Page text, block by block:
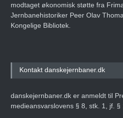
modtaget økonomisk støtte fra
Jernbanehistoriker Peer Olav
Kongelige Bibliotek.
Kontakt danskejernbaner.dk
danskejernbaner.dk er anmeldt til
medieansvarslovens § 8, stk. 1, jf. §